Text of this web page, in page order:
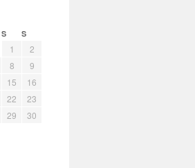
S S
1
2
8
9
15
16
22
23
29
30